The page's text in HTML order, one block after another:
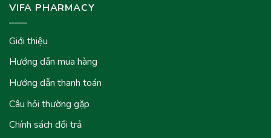
VIFA PHARMACY
Giới thiệu
Hướng dẫn mua hàng
Hướng dẫn thanh toán
Câu hỏi thường gặp
Chính sách đổi trả